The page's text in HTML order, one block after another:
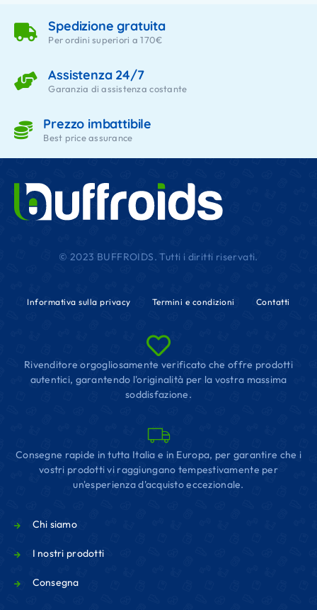
Spedizione gratuita
Per ordini superiori a 170€
Assistenza 24/7
Garanzia di assistenza costante
Prezzo imbattibile
Best price assurance
© 2023 BUFFROIDS. Tutti i diritti riservati.
Informativa sulla privacy Termini e condizioni Contatti
Rivenditore orgogliosamente verificato che offre prodotti
autentici, garantendo l'originalità per la vostra massima
soddisfazione.
Consegne rapide in tutta Italia e in Europa, per garantire che i
vostri prodotti vi raggiungano tempestivamente per
un'esperienza d'acquisto eccezionale.
Chi siamo
I nostri prodotti
Consegna